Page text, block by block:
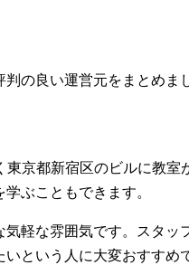
の良い運営元をまとめま
京都新宿区のビルに教室
ぶこともできます。
軽な雰囲気です。スタッ
という人に大変おすすめ